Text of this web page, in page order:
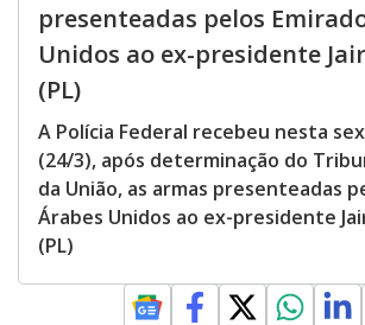
presenteadas pelos
Unidos ao ex-presidente
(PL)
A Polícia Federal recebeu nesta
(24/3), após determinação do
da União, as armas presenteadas
Árabes Unidos ao ex-presidente
(PL)